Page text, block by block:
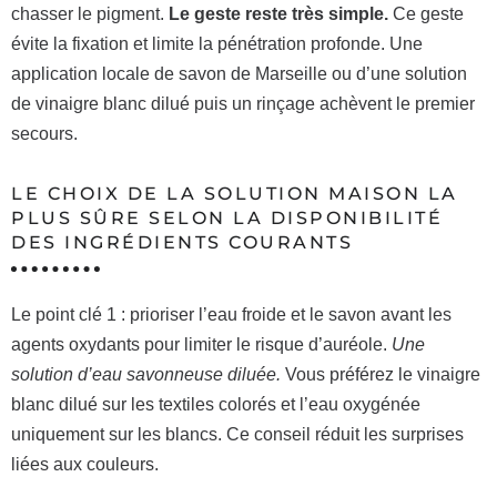
chasser le pigment. Le geste reste très simple. Ce geste
évite la fixation et limite la pénétration profonde. Une
application locale de savon de Marseille ou d’une solution
de vinaigre blanc dilué puis un rinçage achèvent le premier
secours.
LE CHOIX DE LA SOLUTION MAISON LA
PLUS SÛRE SELON LA DISPONIBILITÉ
DES INGRÉDIENTS COURANTS
Le point clé 1 : prioriser l’eau froide et le savon avant les
agents oxydants pour limiter le risque d’auréole. Une
solution d’eau savonneuse diluée. Vous préférez le vinaigre
blanc dilué sur les textiles colorés et l’eau oxygénée
uniquement sur les blancs. Ce conseil réduit les surprises
liées aux couleurs.